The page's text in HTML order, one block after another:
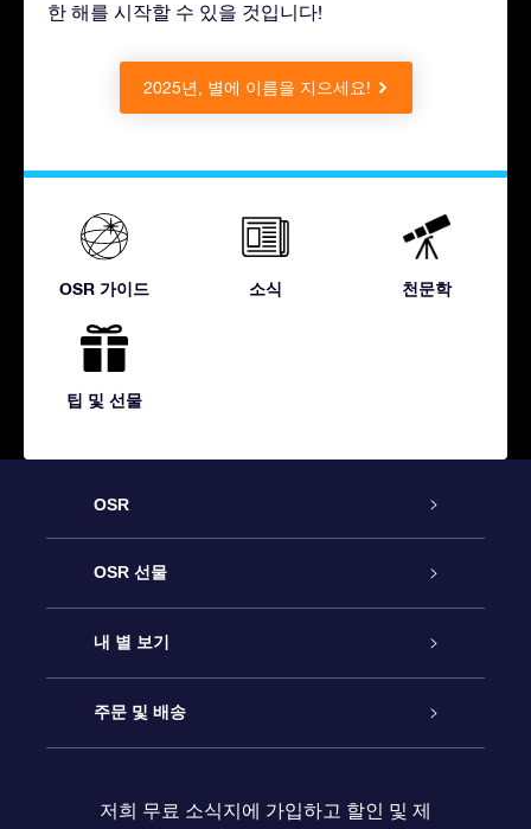
한 해를 시작할 수 있을 것입니다!
2025년, 별에 이름을 지으세요!
OSR 가이드 소식 천문학
팁 및 선물
OSR
고객 서비스
연락처
블로그
OSR 선물
온라인 별 선물
OSR 선물 팩
내 별 보기
Star Register
주문 및 배송
저희 무료 소식지에 가입하고 할인 및 제